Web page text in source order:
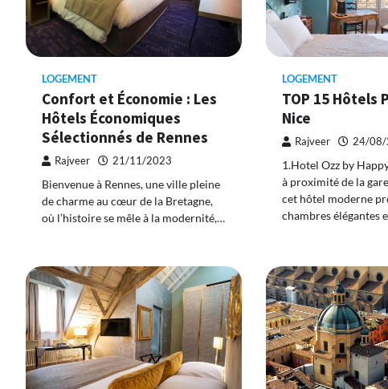
LOGEMENT
Confort et Économie : Les
Hôtels Économiques
Sélectionnés de Rennes
Rajveer 21/11/2023
Bienvenue à Rennes, une ville pleine
de charme au cœur de la Bretagne,
où l’histoire se mêle à la modernité,…
LOGEMENT
TOP 15 Hôtels
Nice
Rajveer 24/08/
1.Hotel Ozz by
à proximité de la
cet hôtel moderne
chambres élégantes